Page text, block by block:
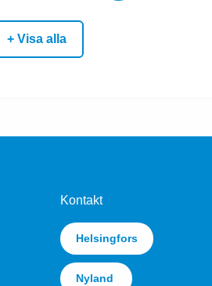
+ Visa alla
Kontakt
Helsingfors
Nyland